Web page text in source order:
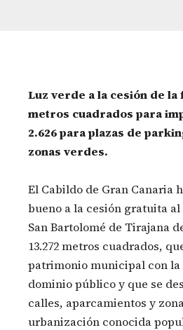
Luz verde a la cesión de la
metros cuadrados para
2.626 para plazas de
zonas verdes.
El Cabildo de Gran Canaria
bueno a la cesión gratuita
San Bartolomé de Tirajana
13.272 metros cuadrados,
patrimonio municipal con la
dominio público y que se
calles, aparcamientos y
urbanización conocida